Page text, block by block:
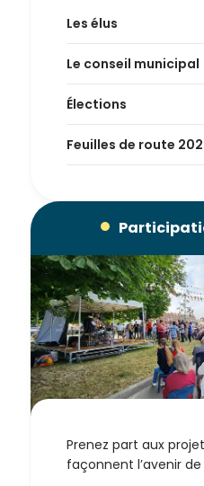
Les élus
Le conseil municipal
Élections
Feuilles de route
Prenez part aux
façonnent l’avenir